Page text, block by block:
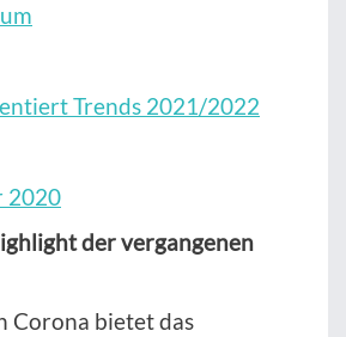
Trends 2021/2022
2020
der vergangenen
Corona bietet das